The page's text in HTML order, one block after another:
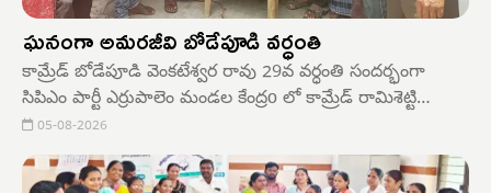
ఘనంగా అమరజీవి బోడేపూడి వర్ధంతి
కామ్రేడ్ బోడేపూడి వెంకటేశ్వర రావు 29వ వర్ధంతి సందర్భంగా
సిపిఎం పార్టీ ఎర్రుపాలెం మండల కేంద్రo లో కామ్రేడ్ రామిశెట్టి
పుల్లయ్య భవనం నందు బోడెపుడి వెంకటేశ్వరరావు వర్ధంతి
ఎర్రుపాలెం శాఖ కార్యదర్శి, దూదిగం బసవయ్య అధ్యక్షతన ఘనంగా
నిర్వహించారు.
05-08-2026